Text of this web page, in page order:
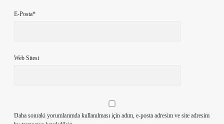
E-Posta*
Web Sitesi
Daha sonraki yorumlarımda kullanılması için adım, e-posta adresim ve site adresim